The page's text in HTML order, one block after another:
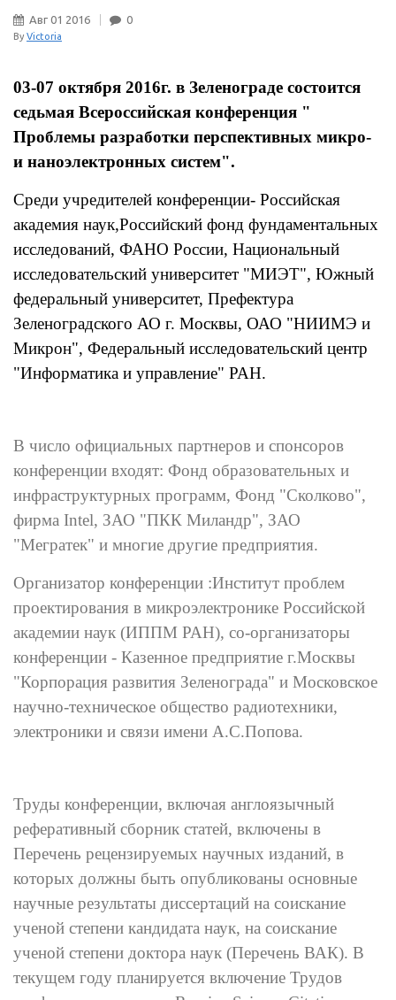
Авг 01 2016 0
By Victoria
03-07 октября 2016г. в Зеленограде состоится
седьмая Всероссийская конференция "
Проблемы разработки перспективных микро-
и наноэлектронных систем".
Среди учредителей конференции- Российская
академия наук,Российский фонд фундаментальных
исследований, ФАНО России, Национальный
исследовательский университет "МИЭТ", Южный
федеральный университет, Префектура
Зеленоградского АО г. Москвы, ОАО "НИИМЭ и
Микрон", Федеральный исследовательский центр
"Информатика и управление" РАН.
В число официальных партнеров и спонсоров
конференции входят: Фонд образовательных и
инфраструктурных программ, Фонд "Сколково",
фирма Intel, ЗАО "ПКК Миландр", ЗАО
"Мегратек" и многие другие предприятия.
Организатор конференции :Институт проблем
проектирования в микроэлектронике Российской
академии наук (ИППМ РАН), со-организаторы
конференции - Казенное предприятие г.Москвы
"Корпорация развития Зеленограда" и Московское
научно-техническое общество радиотехники,
электроники и связи имени А.С.Попова.
Труды конференции, включая англоязычный
реферативный сборник статей, включены в
Перечень рецензируемых научных изданий, в
которых должны быть опубликованы основные
научные результаты диссертаций на соискание
ученой степени кандидата наук, на соискание
ученой степени доктора наук (Перечень ВАК). В
текущем году планируется включение Трудов